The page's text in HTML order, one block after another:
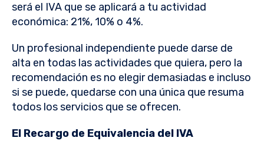
será el IVA que se aplicará a tu actividad
económica: 21%, 10% o 4%.
Un profesional independiente puede darse de
alta en todas las actividades que quiera, pero la
recomendación es no elegir demasiadas e incluso
si se puede, quedarse con una única que resuma
todos los servicios que se ofrecen.
El Recargo de Equivalencia del IVA